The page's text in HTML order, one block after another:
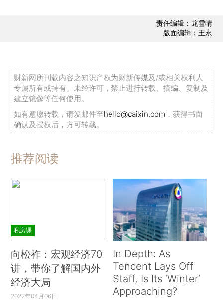
责任编辑：龙雪晴
版面编辑：王永
财新网所刊载内容之知识产权为财新传媒及/或相关权利人
专属所有或持有。未经许可，禁止进行转载、摘编、复制及
建立镜像等任何使用。
如有意愿转载，请发邮件至hello@caixin.com ，获得书面
确认及授权后，方可转载。
推荐阅读
私房课
向松祚：宏观经济70
讲，带你了解国内外
经济大局
2022年04月06日
In Depth: As
Tencent Lays Off
Staff, Is Its ‘Winter’
Approaching?